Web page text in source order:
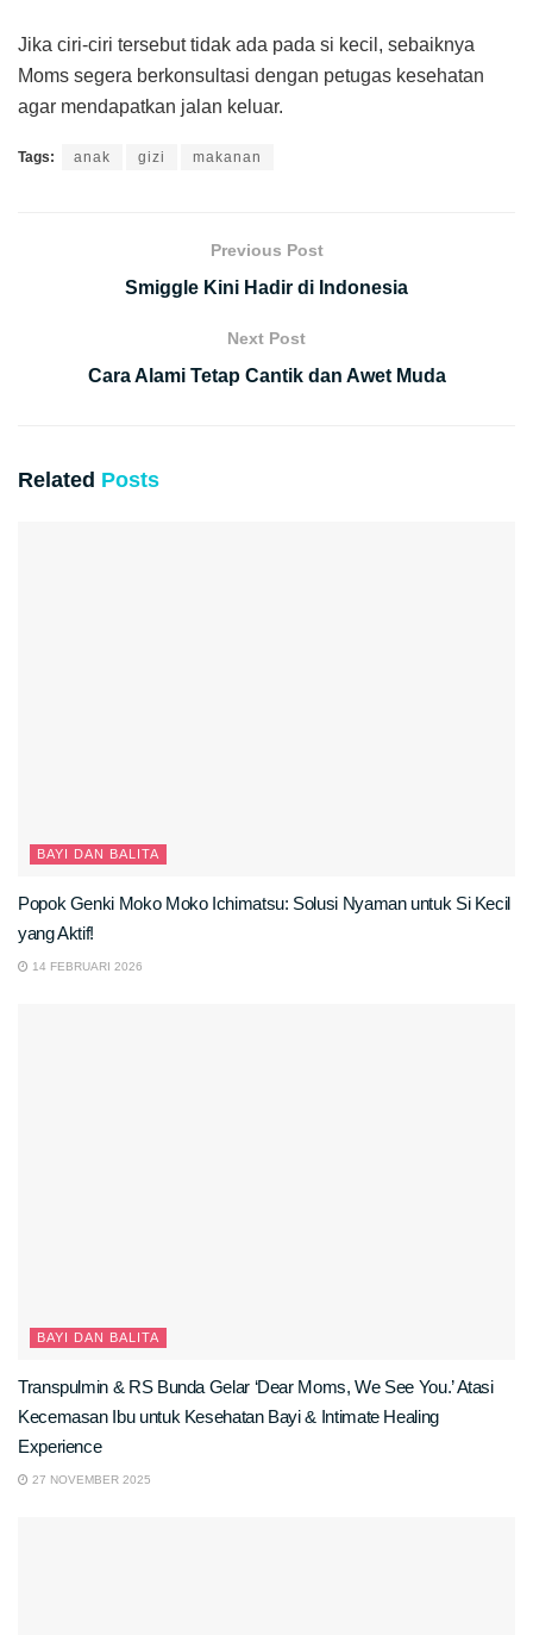
Jika ciri-ciri tersebut tidak ada pada si kecil, sebaiknya
Moms segera berkonsultasi dengan petugas kesehatan
agar mendapatkan jalan keluar.
Tags: anak gizi makanan
Previous Post
Smiggle Kini Hadir di Indonesia
Next Post
Cara Alami Tetap Cantik dan Awet Muda
Related Posts
BAYI DAN BALITA
Popok Genki Moko Moko Ichimatsu: Solusi Nyaman untuk Si Kecil
yang Aktif!
14 FEBRUARI 2026
BAYI DAN BALITA
Transpulmin & RS Bunda Gelar ‘Dear Moms, We See You.’ Atasi
Kecemasan Ibu untuk Kesehatan Bayi & Intimate Healing
Experience
27 NOVEMBER 2025